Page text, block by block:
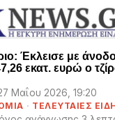
Έκλεισε με
εκατ. ευρώ ο
Μαΐου 2026, 19:20
· ΤΕΛΕΥΤΑΙΕΣ